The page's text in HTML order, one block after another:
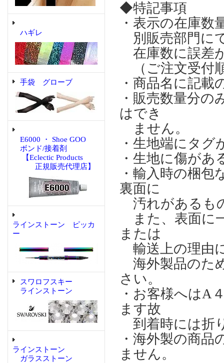
ハギレ
手袋 グローブ
E6000 ・ Shoe GOO
ボンド/接着剤
【Eclectic Products
正規販売代理店】
ラインストーン ピッカ
ー
スワロフスキー
ラインストーン
ラインストーン
ガラスストーン
◆特記事項
・表示の在庫
別販売部門に
在庫数に誤差
（ご注文受付
・商品名に記
・販売数量分
はでき
ません。
・生地端にタ
・生地に傷が
・輸入時の梱
裏面に
汚れがあるも
また、表面に
または
輸送上の理由
海外製品のた
さい。
・お客様へはA
ます故
到着時には折
・海外製の商
ません。